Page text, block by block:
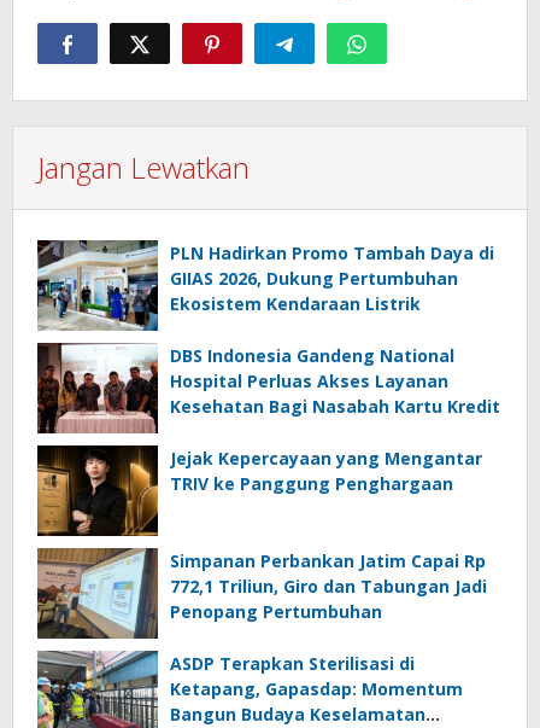
Jangan Lewatkan
PLN Hadirkan Promo Tambah Daya di
GIIAS 2026, Dukung Pertumbuhan
Ekosistem Kendaraan Listrik
DBS Indonesia Gandeng National
Hospital Perluas Akses Layanan
Kesehatan Bagi Nasabah Kartu Kredit
Jejak Kepercayaan yang Mengantar
TRIV ke Panggung Penghargaan
Simpanan Perbankan Jatim Capai Rp
772,1 Triliun, Giro dan Tabungan Jadi
Penopang Pertumbuhan
ASDP Terapkan Sterilisasi di
Ketapang, Gapasdap: Momentum
Bangun Budaya Keselamatan